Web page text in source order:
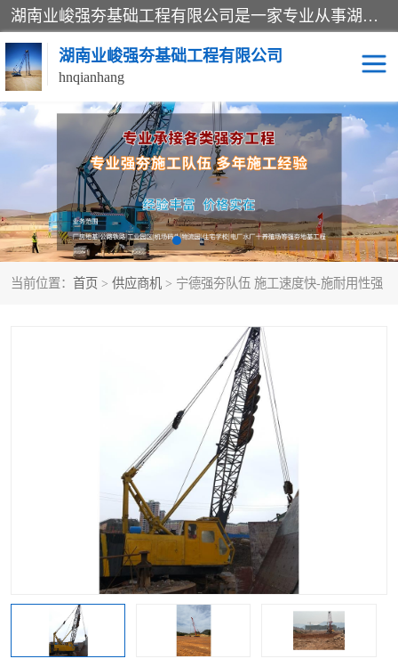
湖南业峻强夯基础工程有限公司是一家专业从事湖南强夯基础工程、强夯机租赁，地基处理的施工单位。业务覆盖：湖南、广东，江西等地。可承接1000KN.m-25000KN.m强夯（置换）工程。公司创始人是国内较早期从事强夯施工的建设者，经过多年的一步一个脚印的发展，在行业内具有较高的度和良好的口碑。
湖南业峻强夯基础工程有限公司
hnqianhang
当前位置： 首页 > 供应商机 > 宁德强夯队伍 施工速度快-施耐用性强
强夯施工案例 强夯机租赁
强夯施工工程 强夯施工队伍
强夯队伍